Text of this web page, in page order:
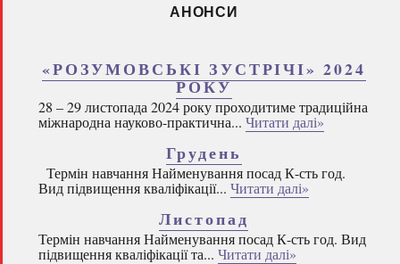
АНОНСИ
«РОЗУМОВСЬКІ ЗУСТРІЧІ» 2024
РОКУ
28 – 29 листопада 2024 року проходитиме традиційна
міжнародна науково-практична... Читати далі»
Грудень
Термін навчання Найменування посад К-сть год.
Вид підвищення кваліфікації... Читати далі»
Листопад
Термін навчання Найменування посад К-сть год. Вид
підвищення кваліфікації та... Читати далі»